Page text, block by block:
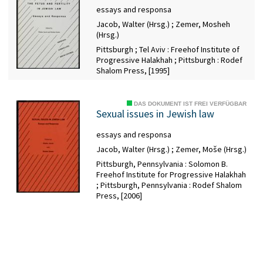
essays and responsa
Jacob, Walter (Hrsg.) ; Zemer, Mosheh
(Hrsg.)
Pittsburgh ; Tel Aviv : Freehof Institute of
Progressive Halakhah ; Pittsburgh : Rodef
Shalom Press, [1995]
DAS DOKUMENT IST FREI VERFÜGBAR
Sexual issues in Jewish law
essays and responsa
Jacob, Walter (Hrsg.) ; Zemer, Moše (Hrsg.)
Pittsburgh, Pennsylvania : Solomon B.
Freehof Institute for Progressive Halakhah
; Pittsburgh, Pennsylvania : Rodef Shalom
Press, [2006]